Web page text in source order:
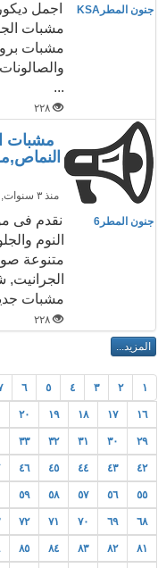
جنون المطرKSA
اجمل
مشبات
مشبات
...
٢٢٨
مشبات
منذ ٣ سنوات
جنون المطر6
نقدم فى
النوم
متنوعة
مشبات
٢٢٨
١ ٢ ٣ ٤ ٥ ٦
١٦ ١٧ ١٨ ١٩ ٢٠
٢٩ ٣٠ ٣١ ٣٢ ٣٣
٤٢ ٤٣ ٤٤ ٤٥ ٤٦
٥٥ ٥٦ ٥٧ ٥٨ ٥٩
٦٨ ٦٩ ٧٠ ٧١ ٧٢
٨١ ٨٢ ٨٣ ٨٤ ٨٥